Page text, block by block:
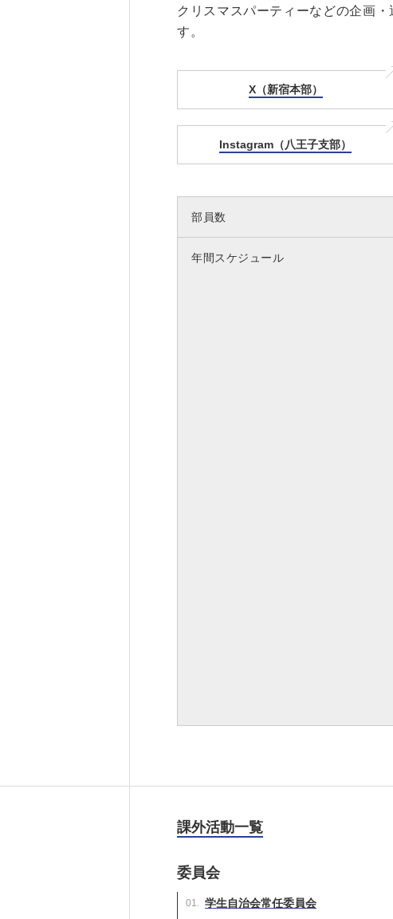
クリスマスパーティーなどの企画
す。
X（新宿本部）
Instagram（八王子支部）
部員数
年間スケジュール
課外活動一覧
委員会
学生自治会常任委員会